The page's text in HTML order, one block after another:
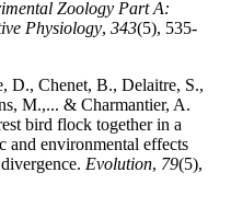
Zoology Part A:
Physiology, 343(5), 535-
D., Chenet, B., Delaitre, S.,
M.,... & Charmantier, A.
bird flock together in a
and environmental effects
Evolution, 79(5),